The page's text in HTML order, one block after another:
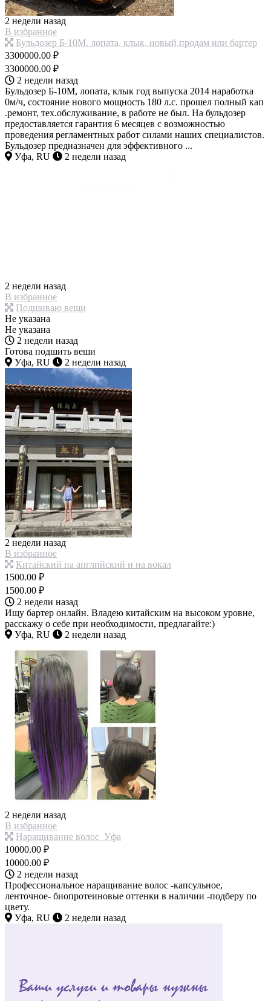
2 недели назад
В избранное
Бульдозер Б-10М, лопата, клык, новый,продам или бартер
3300000.00 ₽
3300000.00 ₽
2 недели назад
Бульдозер Б-10М, лопата, клык год выпуска 2014 наработка
0м/ч, состояние нового мощность 180 л.с. прошел полный кап
.ремонт, тех.обслуживание, в работе не был. На бульдозер
предоставляется гарантия 6 месяцев с возможностью
проведения регламентных работ силами наших специалистов.
Бульдозер предназначен для эффективного ...
Уфа, RU
2 недели назад
2 недели назад
В избранное
Подшиваю вещи
Не указана
Не указана
2 недели назад
Готова подшить веши
Уфа, RU
2 недели назад
2 недели назад
В избранное
Китайский на английский и на вокал
1500.00 ₽
1500.00 ₽
2 недели назад
Ищу бартер онлайн. Владею китайским на высоком уровне,
расскажу о себе при необходимости, предлагайте:)
Уфа, RU
2 недели назад
2 недели назад
В избранное
Наращивание волос_Уфа
10000.00 ₽
10000.00 ₽
2 недели назад
Профессиональное наращивание волос -капсульное,
ленточное- биопротеиновые оттенки в наличии -подберу по
цвету.
Уфа, RU
2 недели назад